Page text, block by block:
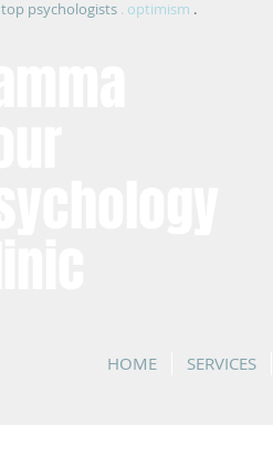
top psychologists . optimism .
HOME SERVICES